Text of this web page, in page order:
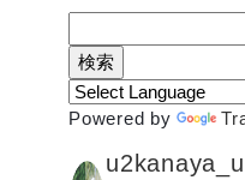
索:
Powered by